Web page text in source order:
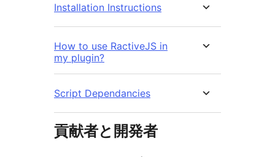
Installation Instructions
How to use RactiveJS in
my plugin?
Script Dependancies
貢献者と開発者